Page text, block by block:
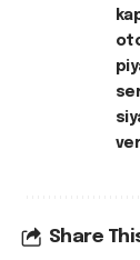
Share